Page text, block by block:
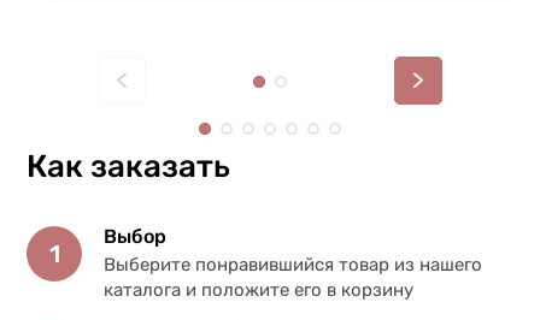
Как заказать
1
Выбор
Выберите понравившийся товар из нашего
каталога и положите его в корзину